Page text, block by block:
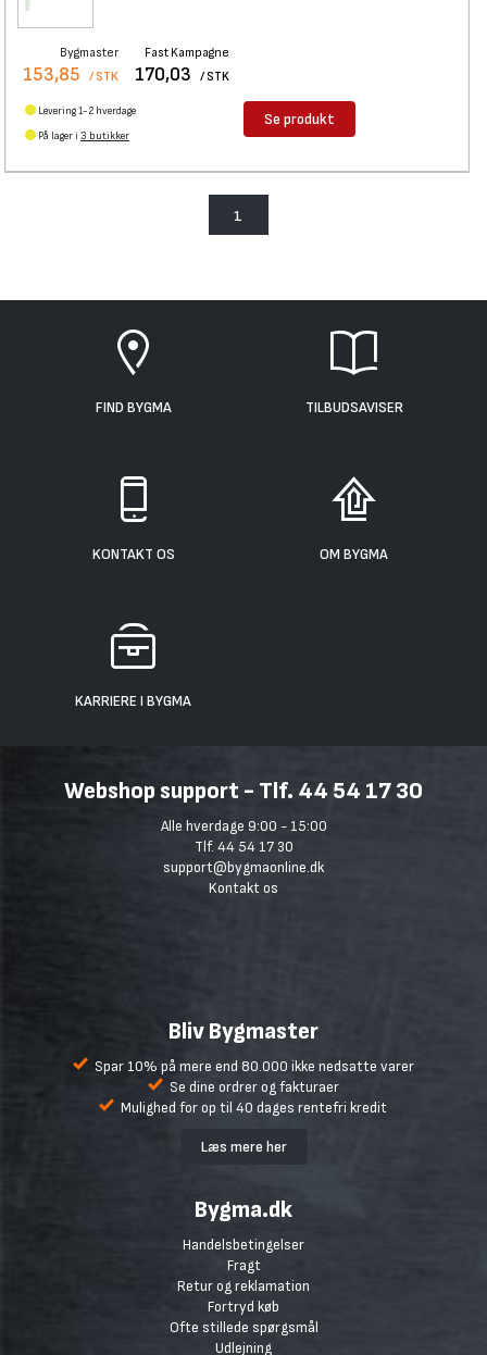
Bygmaster
153,85 / STK
Fast Kampagne
170,03 / STK
Levering 1-2 hverdage
På lager i 3 butikker
Se produkt
1
FIND BYGMA TILBUDSAVISER
KONTAKT OS OM BYGMA
KARRIERE I BYGMA
Webshop support - Tlf. 44 54 17 30
Alle hverdage 9:00 - 15:00
Tlf. 44 54 17 30
support@bygmaonline.dk
Kontakt os
Bliv Bygmaster
Spar 10% på mere end 80.000 ikke nedsatte varer
Se dine ordrer og fakturaer
Mulighed for op til 40 dages rentefri kredit
Læs mere her
Bygma.dk
Handelsbetingelser
Fragt
Retur og reklamation
Fortryd køb
Ofte stillede spørgsmål
Udlejning